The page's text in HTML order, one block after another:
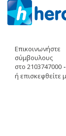
σύμβουλους
στο 2103747000 -
ή επισκεφθείτε